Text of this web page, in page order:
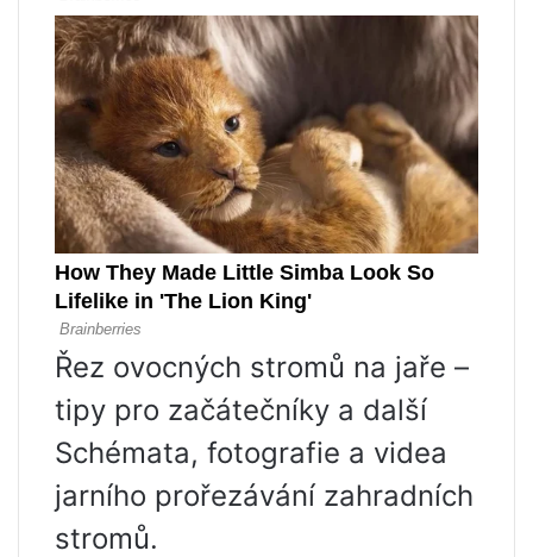
Řez ovocných stromů na jaře –
tipy pro začátečníky a další
Schémata, fotografie a videa
jarního prořezávání zahradních
stromů.